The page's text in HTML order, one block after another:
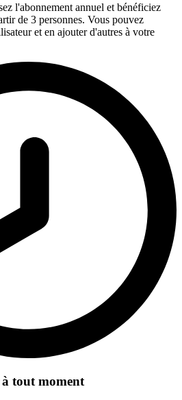
l'abonnement annuel et bénéficiez
de 3 personnes. Vous pouvez
et en ajouter d'autres à votre
tout moment